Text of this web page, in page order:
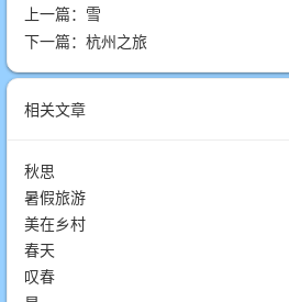
上一篇： 雪
下一篇： 杭州之旅
相关文章
秋思
暑假旅游
美在乡村
春天
叹春